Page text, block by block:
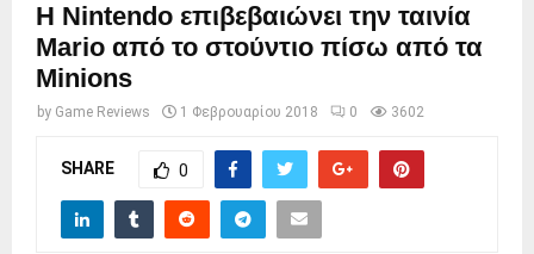
Η Nintendo επιβεβαιώνει την ταινία
Mario από το στούντιο πίσω από τα
Minions
by Game Reviews 1 Φεβρουαρίου 2018 0 3602
SHARE 0